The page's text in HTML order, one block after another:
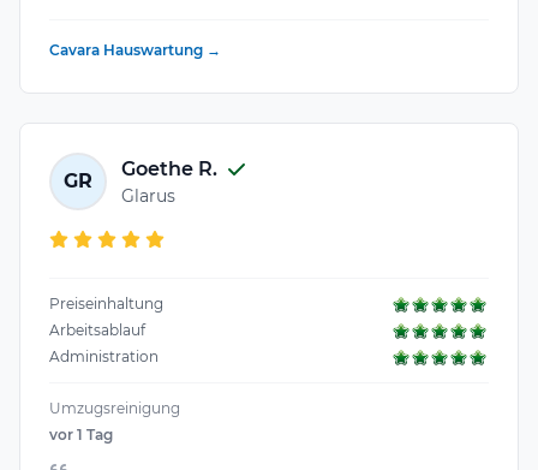
Cavara Hauswartung →
GR
Goethe R.
Glarus
Preiseinhaltung
Arbeitsablauf
Administration
Umzugsreinigung
vor 1 Tag